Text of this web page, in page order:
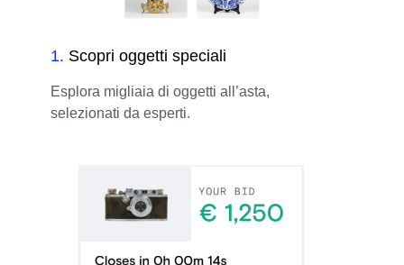
1. Scopri oggetti speciali
Esplora migliaia di oggetti all’asta,
selezionati da esperti.